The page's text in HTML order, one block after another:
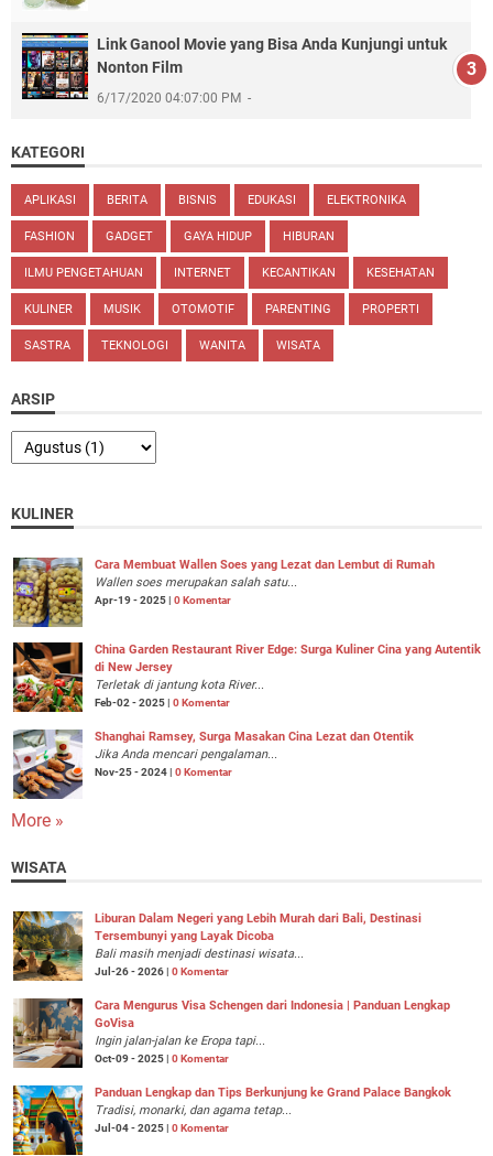
Link Ganool Movie yang Bisa Anda Kunjungi untuk
Nonton Film
6/17/2020 04:07:00 PM
KATEGORI
APLIKASI BERITA BISNIS EDUKASI ELEKTRONIKA
FASHION GADGET GAYA HIDUP HIBURAN
ILMU PENGETAHUAN INTERNET KECANTIKAN KESEHATAN
KULINER MUSIK OTOMOTIF PARENTING PROPERTI
SASTRA TEKNOLOGI WANITA WISATA
ARSIP
KULINER
Cara Membuat Wallen Soes yang Lezat dan Lembut di Rumah
Wallen soes merupakan salah satu...
Apr-19 - 2025 | 0 Komentar
China Garden Restaurant River Edge: Surga Kuliner Cina yang Autentik
di New Jersey
Terletak di jantung kota River...
Feb-02 - 2025 | 0 Komentar
Shanghai Ramsey, Surga Masakan Cina Lezat dan Otentik
Jika Anda mencari pengalaman...
Nov-25 - 2024 | 0 Komentar
More »
WISATA
Liburan Dalam Negeri yang Lebih Murah dari Bali, Destinasi
Tersembunyi yang Layak Dicoba
Bali masih menjadi destinasi wisata...
Jul-26 - 2026 | 0 Komentar
Cara Mengurus Visa Schengen dari Indonesia | Panduan Lengkap
GoVisa
Ingin jalan-jalan ke Eropa tapi...
Oct-09 - 2025 | 0 Komentar
Panduan Lengkap dan Tips Berkunjung ke Grand Palace Bangkok
Tradisi, monarki, dan agama tetap...
Jul-04 - 2025 | 0 Komentar